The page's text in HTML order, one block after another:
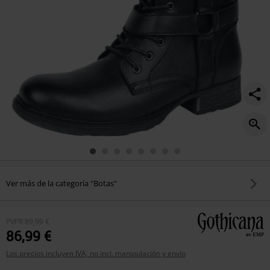
Ver más de la categoría "Botas"
PVPR 89,99 €
86,99 €
Los precios incluyen IVA, no incl. manipulación y envío